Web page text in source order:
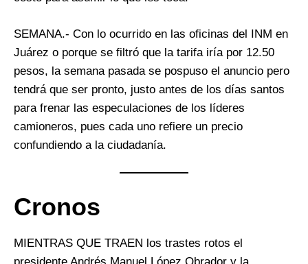
SEMANA.- Con lo ocurrido en las oficinas del INM en
Juárez o porque se filtró que la tarifa iría por 12.50
pesos, la semana pasada se pospuso el anuncio pero
tendrá que ser pronto, justo antes de los días santos
para frenar las especulaciones de los líderes
camioneros, pues cada uno refiere un precio
confundiendo a la ciudadanía.
Cronos
MIENTRAS QUE TRAEN los trastes rotos el